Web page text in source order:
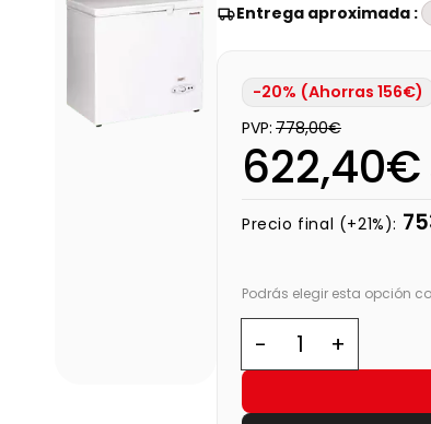
Entrega aproximada :
-20% (Ahorras 156€)
PVP: 778,00€
622,40€
Precio final (+21%):
Podrás elegir esta opción